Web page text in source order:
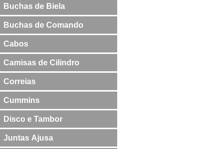
Buchas de Biela
Buchas de Comando
Cabos
Camisas de Cilindro
Correias
Cummins
Disco e Tambor
Juntas Ajusa